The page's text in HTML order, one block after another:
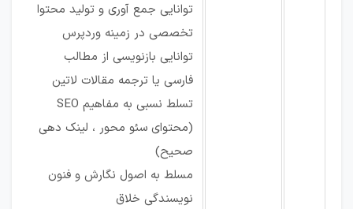
توانایی جمع آوری و تولید محتوا
تخصصی در زمینه وردپرس
توانایی بازنویسی از مطالب
فارسی یا ترجمه مقالات لاتین
تسلط نسبی به مفاهیم SEO
(محتوای سئو محور ، لینک دهی
صحیح)
مسلط به اصول نگارش و فنون
نویسندگی خلاق